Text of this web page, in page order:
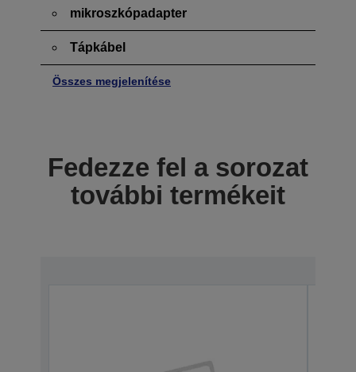
mikroszkópadapter
Tápkábel
Összes megjelenítése
Fedezze fel a sorozat
további termékeit